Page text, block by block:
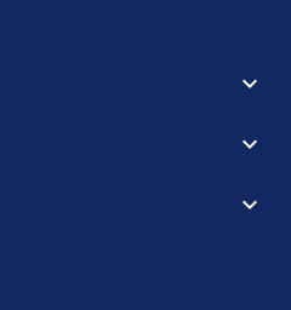


keyboard_arrow_down